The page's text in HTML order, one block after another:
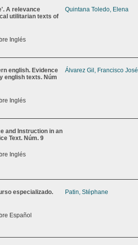
A relevance
utilitarian texts of
Inglés
Quintana Toledo, Elena
english. Evidence
english texts. Núm
Inglés
Álvarez Gil, Francisco José
and Instruction in an
Text. Núm. 9
Inglés
especializado.
Español
Patin, Stéphane